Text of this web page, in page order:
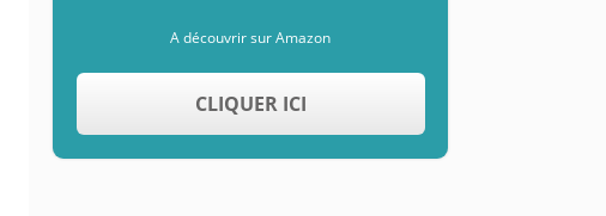
A découvrir sur Amazon
CLIQUER ICI